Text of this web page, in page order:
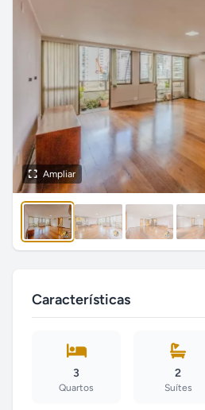
Ampliar
Características
3
Quartos
2
Suítes